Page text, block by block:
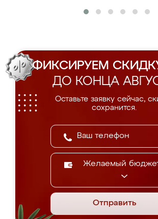
ФИКСИРУЕМ
ДО КОНЦА
Оставьте заявку сейчас,
сохранится.
Желаемый
Отправить